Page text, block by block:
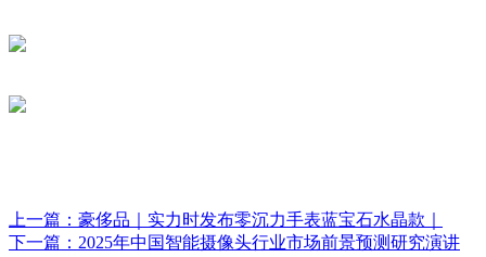
上一篇： 豪侈品｜实力时发布零沉力手表蓝宝石水晶款｜
下一篇： 2025年中国智能摄像头行业市场前景预测研究演讲